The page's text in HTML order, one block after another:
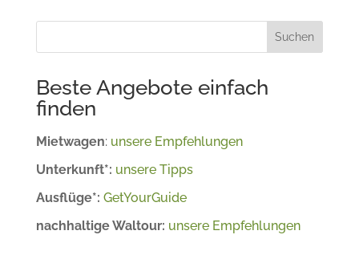
Suchen
Beste Angebote einfach
finden
Mietwagen: unsere Empfehlungen
Unterkunft*: unsere Tipps
Ausflüge*: GetYourGuide
nachhaltige Waltour: unsere Empfehlungen